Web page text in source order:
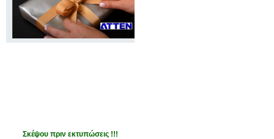
Σκέψου πριν εκτυπώσεις !!!